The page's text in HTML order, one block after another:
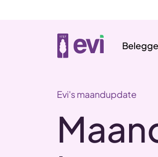
Evi's maandupdate